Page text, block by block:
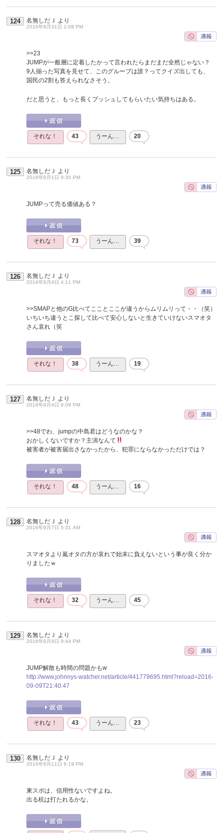
124 名無しだＪ より
2016年8月31日 2:08 PM
>>23
JUMPが一般層に定着したかって言われたらまだまだ全然じゃない？
9人揃った写真を見せて、このグループは誰？ってクイズ出しても、
国民の2割も答えられなさそう。
だと思うと、もっと長くプッシュしてもらいたい気持ちはある。
それな！ 43 うーん… 20
125 名無しだＪ より
2016年9月1日 9:30 PM
JUMPって売る価値ある？
それな！ 73 うーん… 39
126 名無しだＪ より
2016年9月4日 4:11 PM
>>SMAPと他のG比べてこことここが違うからムリムリって・・（笑）
いちいち違うとこ探して比べて安心しないと生きていけないスマオタ
さん哀れ（笑
それな！ 38 うーん… 19
127 名無しだＪ より
2016年9月4日 8:09 PM
>>48でわ、jumpの中島君はどうなのかな？
おかしくないですか？主演なんて
被害者が被害届出さなかったから、犯罪にならなかっただけでは？
それな！ 48 うーん… 16
128 名無しだＪ より
2016年9月7日 5:31 AM
スマオタより嵐オタの方が哀れで始末に負えないという事が良く分か
りましたｗ
それな！ 32 うーん… 45
129 名無しだＪ より
2016年9月9日 9:44 PM
JUMP解散も時間の問題かもw
http://www.johnnys-watcher.net/article/441779695.html?reload=2016-
09-09T21:40:47
それな！ 43 うーん… 23
130 名無しだＪ より
2016年9月11日 6:19 PM
東スポは、信用性ないですよね。
出る杭は打たれるかな。